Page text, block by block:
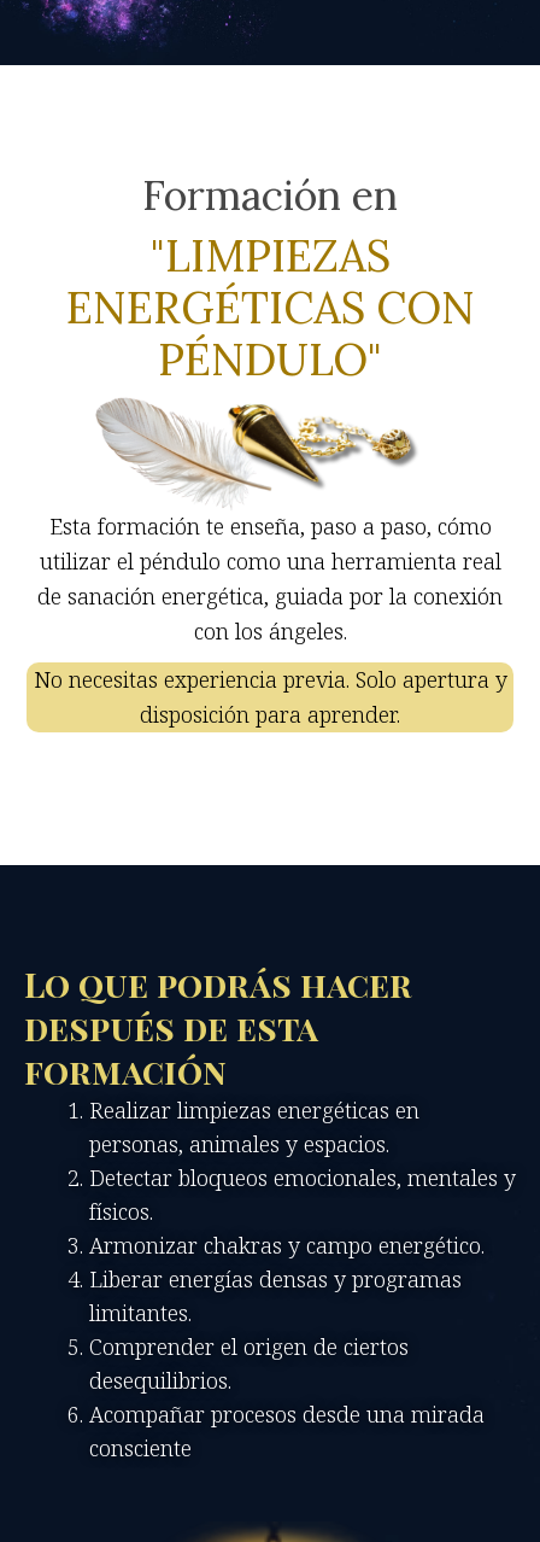
Formación en
"LIMPIEZAS
ENERGÉTICAS CON
PÉNDULO"
Esta formación te enseña, paso a paso, cómo
utilizar el péndulo como una herramienta real
de sanación energética, guiada por la conexión
con los ángeles.
No necesitas experiencia previa. Solo apertura y
disposición para aprender.
Lo que podrás hacer
después de esta
formación
Realizar limpiezas energéticas en
personas, animales y espacios.
Detectar bloqueos emocionales, mentales y
físicos.
Armonizar chakras y campo energético.
Liberar energías densas y programas
limitantes.
Comprender el origen de ciertos
desequilibrios.
Acompañar procesos desde una mirada
consciente